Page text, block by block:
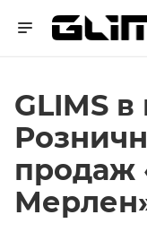
GLIMS
продаж